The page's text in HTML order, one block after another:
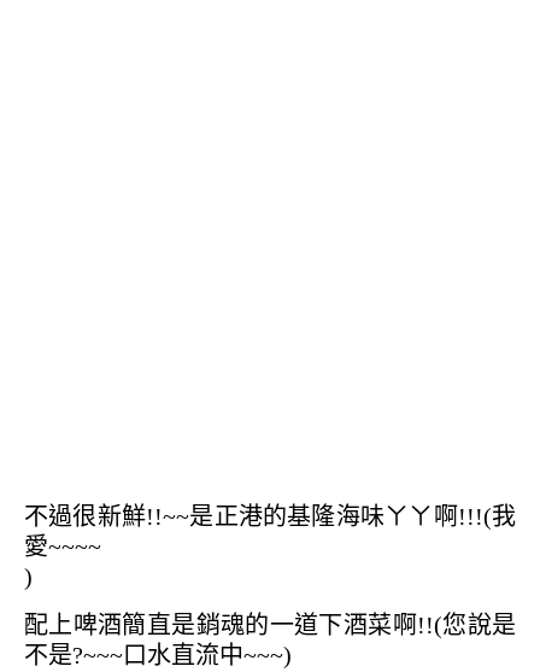
不過很新鮮!!~~是正港的基隆海味ㄚㄚ啊!!!(我
愛~~~~
)
配上啤酒簡直是銷魂的一道下酒菜啊!!(您說是
不是?~~~口水直流中~~~)